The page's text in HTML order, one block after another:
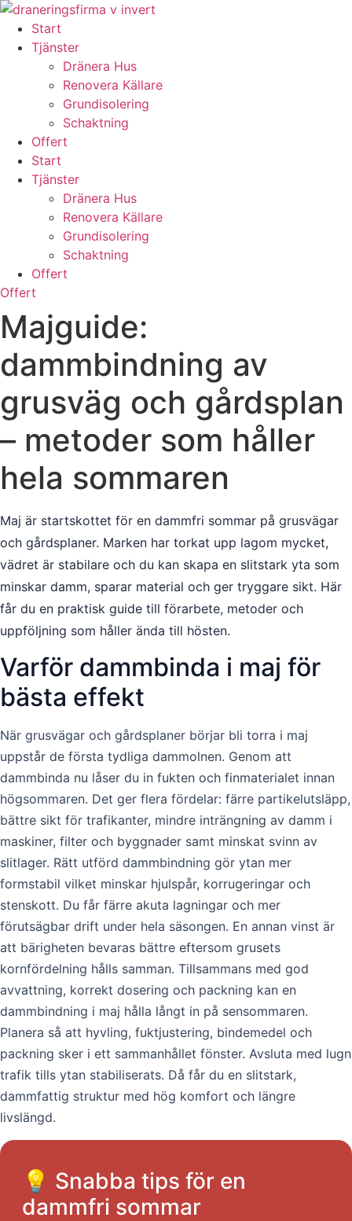
Skip
content
Start
Tjänster
Dränera Hus
Renovera Källare
Grundisolering
Schaktning
Offert
Start
Tjänster
Dränera Hus
Renovera Källare
Grundisolering
Schaktning
Offert
Offert
Majguide:
dammbindning av
grusväg och gårdsplan
– metoder som håller
hela sommaren
Maj är startskottet för en dammfri sommar på grusvägar
och gårdsplaner. Marken har torkat upp lagom mycket,
vädret är stabilare och du kan skapa en slitstark yta som
minskar damm, sparar material och ger tryggare sikt. Här
får du en praktisk guide till förarbete, metoder och
uppföljning som håller ända till hösten.
Varför dammbinda i maj för
bästa effekt
När grusvägar och gårdsplaner börjar bli torra i maj
uppstår de första tydliga dammolnen. Genom att
dammbinda nu låser du in fukten och finmaterialet innan
högsommaren. Det ger flera fördelar: färre partikelutsläpp,
bättre sikt för trafikanter, mindre inträngning av damm i
maskiner, filter och byggnader samt minskat svinn av
slitlager. Rätt utförd dammbindning gör ytan mer
formstabil vilket minskar hjulspår, korrugeringar och
stenskott. Du får färre akuta lagningar och mer
förutsägbar drift under hela säsongen. En annan vinst är
att bärigheten bevaras bättre eftersom grusets
kornfördelning hålls samman. Tillsammans med god
avvattning, korrekt dosering och packning kan en
dammbindning i maj hålla långt in på sensommaren.
Planera så att hyvling, fuktjustering, bindemedel och
packning sker i ett sammanhållet fönster. Avsluta med lugn
trafik tills ytan stabiliserats. Då får du en slitstark,
dammfattig struktur med hög komfort och längre
livslängd.
💡 Snabba tips för en
dammfri sommar